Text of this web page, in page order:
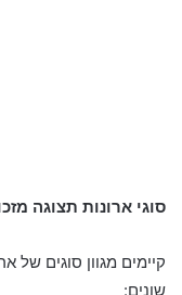
סוגי ארונות תצוגה
קיימים מגוון סוגים של
שונים: